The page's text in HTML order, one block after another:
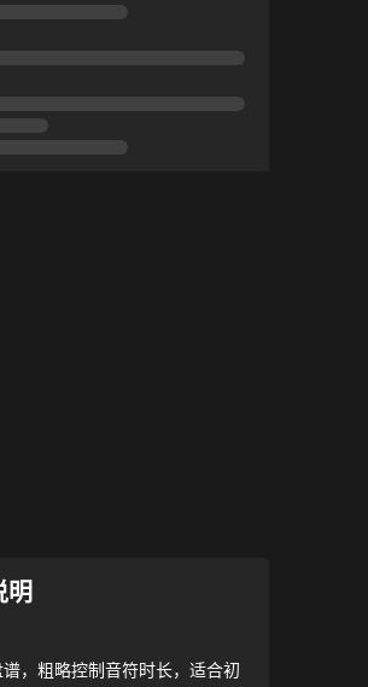
明
，粗略控制音符时长，适合初